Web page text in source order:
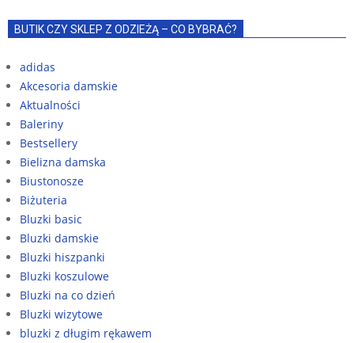
BUTIK CZY SKLEP Z ODZIEŻĄ – CO BYBRAĆ?
adidas
Akcesoria damskie
Aktualności
Baleriny
Bestsellery
Bielizna damska
Biustonosze
Biżuteria
Bluzki basic
Bluzki damskie
Bluzki hiszpanki
Bluzki koszulowe
Bluzki na co dzień
Bluzki wizytowe
bluzki z długim rękawem